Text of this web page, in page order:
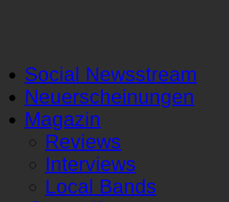
Social Newsstream
Neuerscheinungen
Magazin
Reviews
Interviews
Local Bands